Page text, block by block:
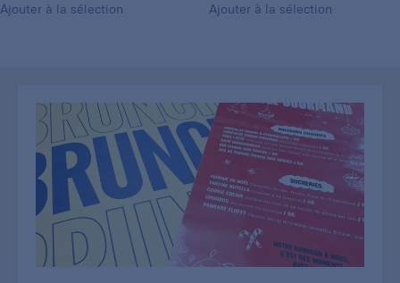
Ajouter à la sélection Ajouter à la sélection